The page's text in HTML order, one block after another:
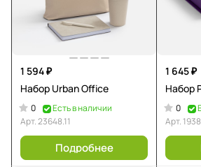
1 594 ₽
Набор Urban Office
0
Есть в наличии
Арт.23648.11
Подробнее
1 645 ₽
Набор
0
Арт.